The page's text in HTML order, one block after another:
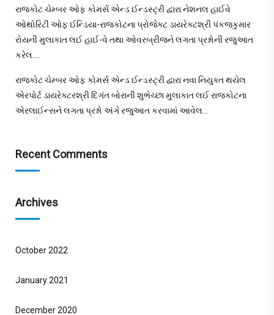
રાજકોટ ચેમ્બર ઓફ કોમર્સ એન્ડ ઈન્ડસ્ટ્રી દ્વારા નેશનલ હાઈવે
ઓથોરિટી ઓફ ઈન્ડિયા-રાજકોટના પ્રોજેક્ટ ડાયરેક્ટશ્રી પંકજકુમાર
રોયની મુલાકાત લઈ હાઈ-વે તથા ઓવરબ્રીજને લગતા પ્રશ્નોની રજુઆત
કરેલ….
રાજકોટ ચેમ્બર ઓફ કોમર્સ એન્ડ ઈન્ડસ્ટ્રી દ્વારા નવા નિયુક્ત થયેલ
એરપોર્ટ ડાયરેક્ટરશ્રી દિગંત બોરાની શુભેચ્છા મુલાકાત લઈ રાજકોટના
એરલાઈન્સને લગતા પ્રશ્નો અંગે રજુઆત કરવામાં આવેલ…
Recent Comments
Archives
October 2022
January 2021
December 2020